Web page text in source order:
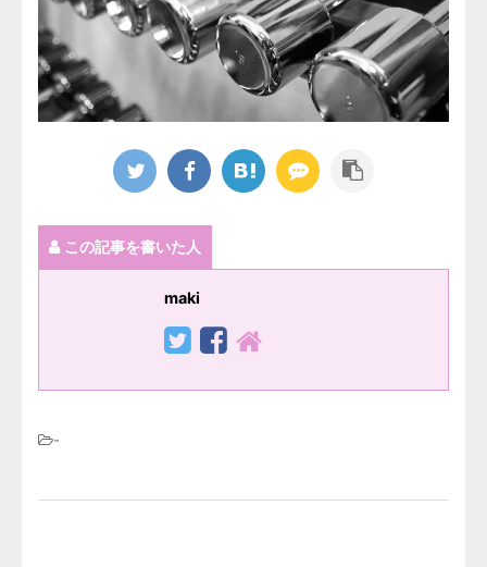
この記事を書いた人
maki
-